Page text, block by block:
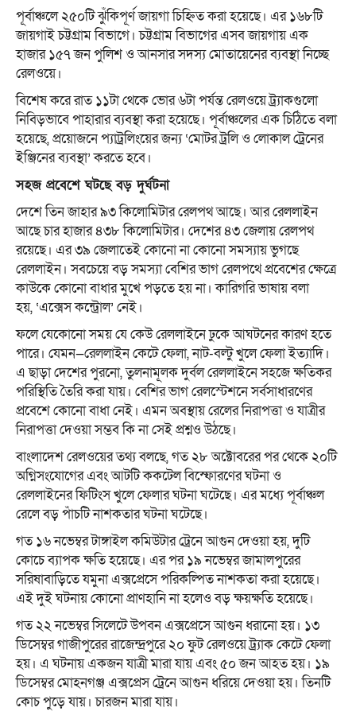
পূর্বাঞ্চলে ২৫০টি ঝুঁকিপূর্ণ জায়গা চিহ্নিত করা হয়েছে। এর ১৬৮টি
জায়গাই চট্টগ্রাম বিভাগে। চট্টগ্রাম বিভাগের এসব জায়গায় এক
হাজার ১৫৭ জন পুলিশ ও আনসার সদস্য মোতায়েনের ব্যবস্থা নিচ্ছে
রেলওয়ে।
বিশেষ করে রাত ১১টা থেকে ভোর ৬টা পর্যন্ত রেলওয়ে ট্র্যাকগুলো
নিবিড়ভাবে পাহারার ব্যবস্থা করা হয়েছে। পূর্বাঞ্চলের এক চিঠিতে বলা
হয়েছে, প্রয়োজনে প্যাট্রলিংয়ের জন্য ‘মোটর ট্রলি ও লোকাল ট্রেনের
ইঞ্জিনের ব্যবস্থা’ করতে হবে।
সহজ প্রবেশে ঘটছে বড় দুর্ঘটনা
দেশে তিন জাহার ৯৩ কিলোমিটার রেলপথ আছে। আর রেললাইন
আছে চার হাজার ৪৩৮ কিলোমিটার। দেশের ৪৩ জেলায় রেলপথ
রয়েছে। এর ৩৯ জেলাতেই কোনো না কোনো সমস্যায় ভুগছে
রেললাইন। সবচেয়ে বড় সমস্যা বেশির ভাগ রেলপথে প্রবেশের ক্ষেত্রে
কাউকে কোনো বাধার মুখে পড়তে হয় না। কারিগরি ভাষায় বলা
হয়, ‘এক্সেস কন্ট্রোল’ নেই।
ফলে যেকোনো সময় যে কেউ রেললাইনে ঢুকে আঘটনের কারণ হতে
পারে। যেমন—রেললাইন কেটে ফেলা, নাট-বল্টু খুলে ফেলা ইত্যাদি।
এ ছাড়া দেশের পুরনো, তুলনামূলক দুর্বল রেললাইনে সহজে ক্ষতিকর
পরিস্থিতি তৈরি করা যায়। বেশির ভাগ রেলস্টেশনে সর্বসাধারণের
প্রবেশে কোনো বাধা নেই। এমন অবস্থায় রেলের নিরাপত্তা ও যাত্রীর
নিরাপত্তা দেওয়া সম্ভব কি না সেই প্রশ্নও উঠছে।
বাংলাদেশ রেলওয়ের তথ্য বলছে, গত ২৮ অক্টোবরের পর থেকে ২০টি
অগ্নিসংযোগের এবং আটটি ককটেল বিস্ফোরণের ঘটনা ও
রেললাইনের ফিটিংস খুলে ফেলার ঘটনা ঘটেছে। এর মধ্যে পূর্বাঞ্চল
রেলে বড় পাঁচটি নাশকতার ঘটনা ঘটেছে।
গত ১৬ নভেম্বর টাঙ্গাইল কমিউটার ট্রেনে আগুন দেওয়া হয়, দুটি
কোচে ব্যাপক ক্ষতি হয়েছে। এর পর ১৯ নভেম্বর জামালপুরের
সরিষাবাড়িতে যমুনা এক্সপ্রেসে পরিকল্পিত নাশকতা করা হয়েছে।
এই দুই ঘটনায় কোনো প্রাণহানি না হলেও বড় ক্ষয়ক্ষতি হয়েছে।
গত ২২ নভেম্বর সিলেটে উপবন এক্সপ্রেসে আগুন ধরানো হয়। ১৩
ডিসেম্বর গাজীপুরের রাজেন্দ্রপুরে ২০ ফুট রেলওয়ে ট্র্যাক কেটে ফেলা
হয়। এ ঘটনায় একজন যাত্রী মারা যায় এবং ৫০ জন আহত হয়। ১৯
ডিসেম্বর মোহনগঞ্জ এক্সপ্রেস ট্রেনে আগুন ধরিয়ে দেওয়া হয়। তিনটি
কোচ পুড়ে যায়। চারজন মারা যায়।